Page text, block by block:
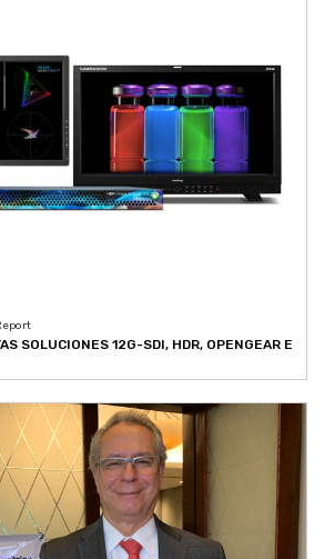
SOLUCIONES 12G-SDI, HDR, OPENGEAR E